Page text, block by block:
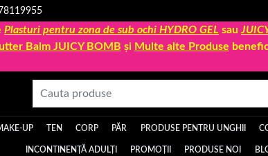
Plasturi pentru zona de sub ochi HYDRO GEL sau
Balm JUICY BOMB și Multe alte Produse
UP TEN CORP PĂR PRODUSE PENTRU UNGHII
INCONTINENȚĂ ADULȚI PROMOȚII PRODUSE NOI